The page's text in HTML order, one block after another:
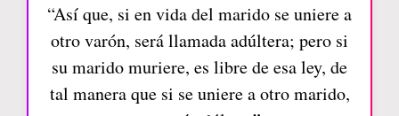
“Así que, si en vida del marido se uniere a
otro varón, será llamada adúltera; pero si
su marido muriere, es libre de esa ley, de
tal manera que si se uniere a otro marido,